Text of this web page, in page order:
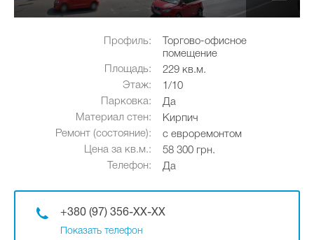
Профиль:
Торгово-офисное
помещение
Площадь:
229 кв.м.
Этаж:
1/10
Парковка:
Да
Материал стен:
Кирпич
Ремонт (состояние):
с евроремонтом
Цена за кв.м.:
58 300 грн.
Телефон:
Да
+380 (97) 356-XX-XX
Показать телефон